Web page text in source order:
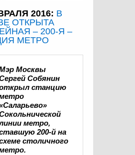
2016: В
ОТКРЫТА
– 200-Я –
МЕТРО
Москвы
Собянин
станцию
метро,
200-й на
столичного